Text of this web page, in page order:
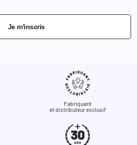
Je m'inscris
Fabriquant
et distributeur exclusif